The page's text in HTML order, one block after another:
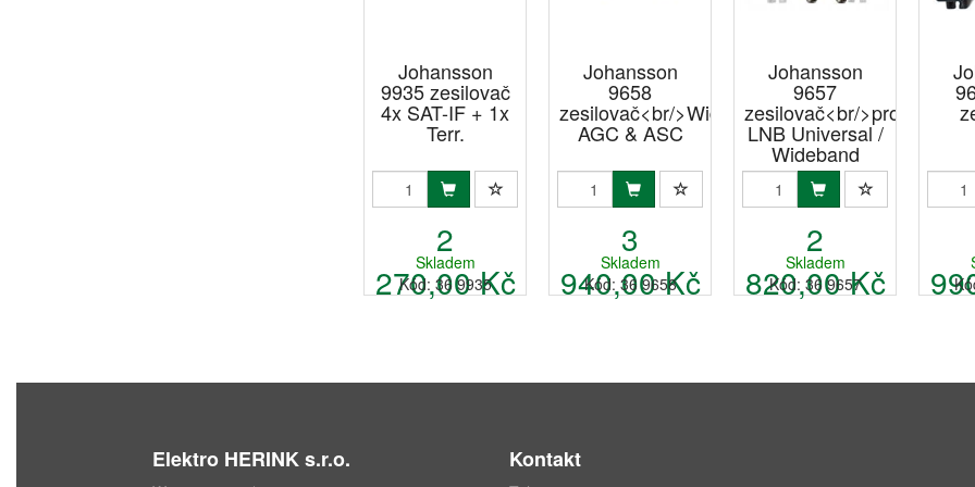
Johansson
9935 zesilovač
4x SAT-IF + 1x
Terr.
2
270,00 Kč
Skladem
Kód: 36 9935
Johansson
9658
zesilovač<br/>Wideband
AGC & ASC
3
940,00 Kč
Skladem
Kód: 36 9658
Johansson
9657
zesilovač<br/>pro
LNB Universal /
Wideband
2
820,00 Kč
Skladem
Kód: 36 9657
Elektro HERINK s.r.o. Kontakt